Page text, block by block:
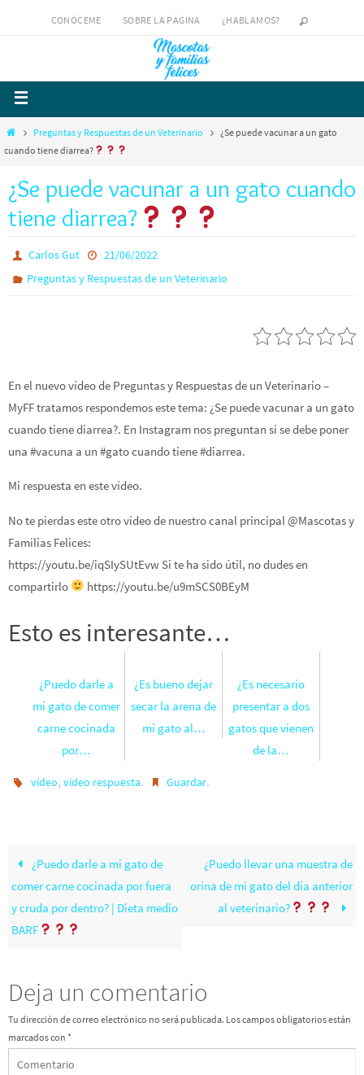
CONÓCEME SOBRE LA PÁGINA ¿HABLAMOS?
Preguntas y Respuestas de un Veterinario
¿Se puede vacunar a un gato
cuando tiene diarrea?
¿Se puede vacunar a un gato cuando
tiene diarrea?
Carlos Gut
21/06/2022
Preguntas y Respuestas de un Veterinario
En el nuevo vídeo de Preguntas y Respuestas de un Veterinario –
MyFF tratamos respondemos este tema: ¿Se puede vacunar a un gato
cuando tiene diarrea?. En Instagram nos preguntan si se debe poner
una #vacuna a un #gato cuando tiene #diarrea.
Mi respuesta en este vídeo.
No te pierdas este otro vídeo de nuestro canal principal @Mascotas y
Familias Felices:
https://youtu.be/iqSIySUtEvw Si te ha sido útil, no dudes en
compartirlo
https://youtu.be/u9mSCS0BEyM
Esto es interesante…
¿Puedo darle a
mi gato de comer
carne cocinada
por…
¿Es bueno dejar
secar la arena de
mi gato al…
¿Es necesario
presentar a dos
gatos que vienen
de la…
vídeo,vídeo respuesta. Guardar.
¿Puedo darle a mi gato de
comer carne cocinada por fuera
y cruda por dentro? | Dieta medio
BARF
¿Puedo llevar una muestra de
orina de mi gato del día anterior
al veterinario?
Deja un comentario
Tu dirección de correo electrónico no será publicada. Los campos obligatorios están
marcados con *